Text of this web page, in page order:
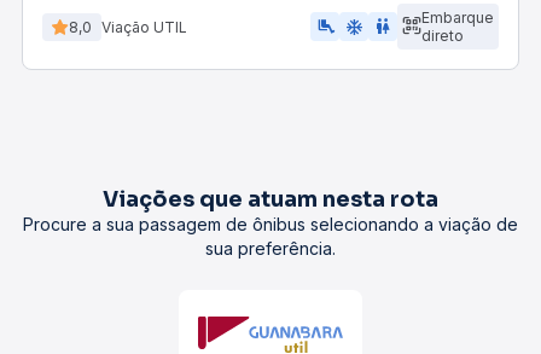
8,0 Viação UTIL airline_seat_legroom_extra ac_unit wc
Embarque
direto
Viações que atuam nesta rota
Procure a sua passagem de ônibus selecionando a viação de
sua preferência.